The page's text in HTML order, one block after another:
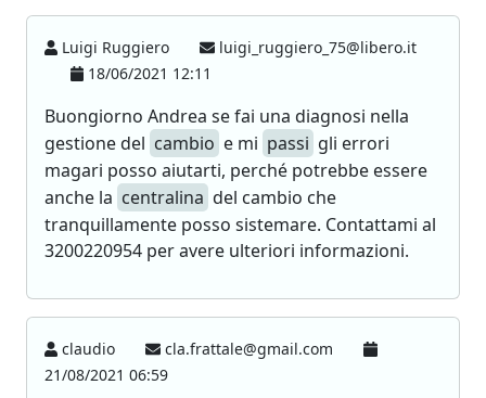
Luigi Ruggiero
luigi_ruggiero_75@libero.it
18/06/2021 12:11
Buongiorno Andrea se fai una diagnosi nella
gestione del cambio e mi passi gli errori
magari posso aiutarti, perché potrebbe essere
anche la centralina del cambio che
tranquillamente posso sistemare. Contattami al
3200220954 per avere ulteriori informazioni.
claudio
cla.frattale@gmail.com
21/08/2021 06:59